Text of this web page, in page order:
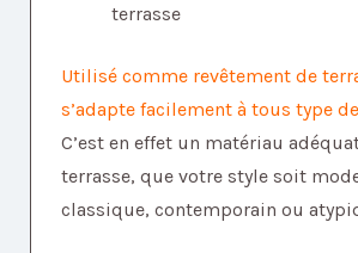
Utilisé comme revêtement de
s’adapte facilement à tous type
C’est en effet un matériau
terrasse, que votre style soit
classique, contemporain ou